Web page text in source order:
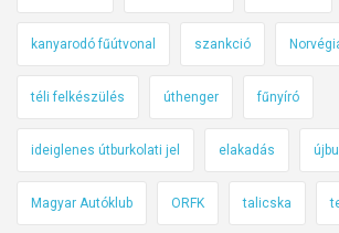
kanyarodó fűútvonal szankció
téli felkészülés úthenger fűnyíró
ideiglenes útburkolati jel elakadás
Magyar Autóklub ORFK talicska